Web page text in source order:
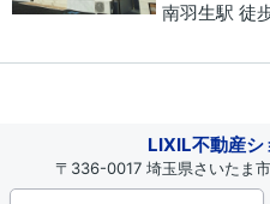
南羽生駅 徒
LIXIL不動産シ
〒336-0017 埼玉県さいたま